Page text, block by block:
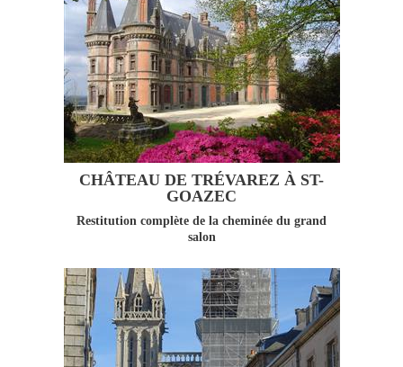
CHÂTEAU DE TRÉVAREZ À ST-
GOAZEC
Restitution complète de la cheminée du grand
salon